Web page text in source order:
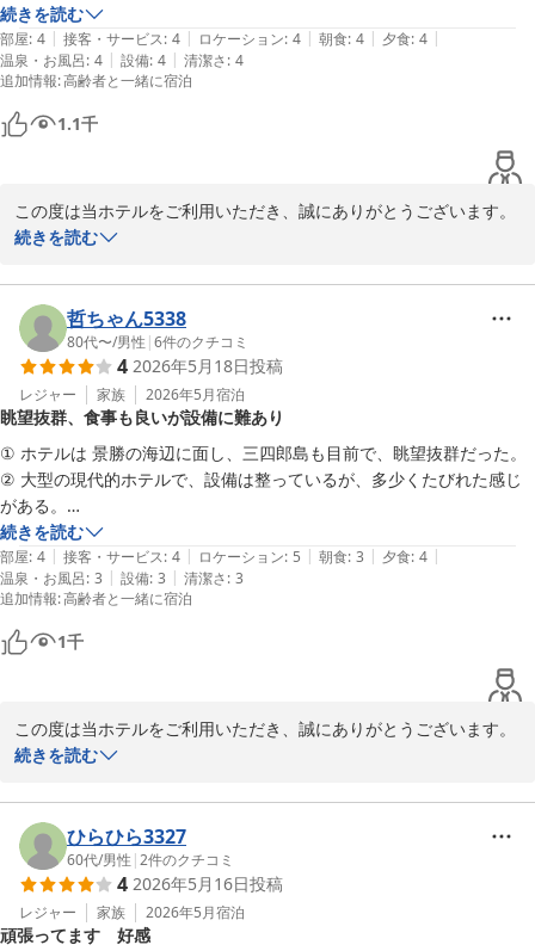
今後もお客様に心地よくお過ごしいただけるよう、おもてなしの向
上に努めてまいります。
またのご来館を心よりお待ちしております。
堂ヶ島唯一の自家源泉掛流宿 堂ヶ島温泉ホテル
が、リラクゼーションルームのドリンク飲み放題やロビーの駄菓子バイ
キング（種類は少なめ）が利用できます。お風呂上がりにはアイスキャ
ンディーや乳酸菌飲料が用意されており、リラクゼーションルームのマ
ッサージ器も無料で使えるため、館内では財布を持たずに快適に過ごせ
ました。
一方で、部屋の露天風呂については浴槽の表面がざらついており、自分
で洗わなければならなかった点が残念でした。また、堂ヶ島は「日本一
の夕陽」とうたわれているものの立地的に見られないため、夕陽を楽し
みにしている方にはあまり向かないと感じました。
早割14プランを利用しましたが、実際にはグループ割プランの対象人
プランをよく確認しておけば良かったと感じました。
滞在中に従業員の方へ確認したところ、「同一プランであれば内容は同
じ」とのことでしたので、今後予約される方は複数プランを比較して選
ぶことをおすすめします。
続きを読む
部屋: 4 | 接客・サービス: 4 | ロケーション: 4 | 朝食: 4 | 夕食: 4 |
温泉・お風呂: 4 | 設備: 4 | 清潔さ: 4
追加情報:高齢者と一緒に宿泊
1.1千
この度は当ホテルをご利用いただき、誠にありがとうございます。
フリードリンク、湯上がりサービスなど、館内でのご滞在を満喫い
ただけたご様子、大変嬉しく拝読いたしました。
ご滞在中にお財布のことを気になさらず快適にお過ごしいただけた
とのご感想は、オールインクルーシブステイをご提供する私どもに
とって何よりうれしいお言葉です。
お布団敷きのセルフサービスのスタイルにつきましても、ご理解を
賜りありがとうございます。
一方で、お部屋の露天風呂につきましては、ご不快な思いをおかけ
してしまい誠に申し訳ございませんでした。
いただいたご意見を真摯に受け止め、清掃・設備管理の改善に努め
てまいります。
また、夕陽の眺望やご予約プランにつきましても、実際のお声を詳
しくお寄せいただき心より感謝申し上げます。
今後ご利用いただくお客様にとっても参考となる貴重なご意見とし
これからも皆さまに快適にお過ごしいただける宿を目指してまいり
またのご来館を心よりお待ちしております。
堂ヶ島唯一の自家源泉掛流宿 堂ヶ島温泉ホテル
2026-05-26
続きを読む
哲ちゃん5338
80代〜/男性 |6件のクチコミ
4 2026年5月18日投稿
レジャー 家族 2026年5月宿泊
眺望抜群、食事も良いが設備に難あり
① ホテルは 景勝の海辺に面し、三四郎島も目前で、眺望抜群だった。
② 大型の現代的ホテルで、設備は整っているが、多少くたびれた感じ
がある。
③ 浴室はくたびれた感じで、清潔感に欠ける。
④ 夕食のハーフ会席＆バイキングは、メニューは大目で、味付けが良
かった。
⑤ 軽食用の駄菓子がおいてあるのが、変わっていた。
⑥ ドリンクサービスが無かったのが、残念。
⑦ 入湯税(1人当たり300円)は高すぎる。
続きを読む
部屋: 4 | 接客・サービス: 4 | ロケーション: 5 | 朝食: 3 | 夕食: 4 |
温泉・お風呂: 3 | 設備: 3 | 清潔さ: 3
追加情報:高齢者と一緒に宿泊
1千
この度は当ホテルをご利用いただき、誠にありがとうございます。
子、大変嬉しく拝読いたしました。
また、お食事につきましても、ハーフ会席バイキングの内容や味付
けにご満足いただけたとのこと、調理スタッフにとって何よりの励
みでございます。
一方で、館内設備や浴室につきましては、ご期待に添えない部分が
続きを読む
ひらひら3327
60代/男性 |2件のクチコミ
4 2026年5月16日投稿
レジャー 家族 2026年5月宿泊
頑張ってます 好感